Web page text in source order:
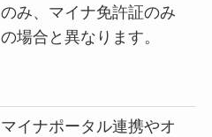
のみ、マイナ免許証のみ
の場合と異なります。
マイナポータル連携やオ